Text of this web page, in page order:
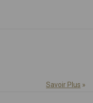
Savoir Plus »